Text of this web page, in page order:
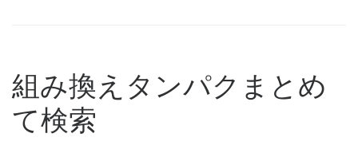
組み換えタンパクまとめ
て検索